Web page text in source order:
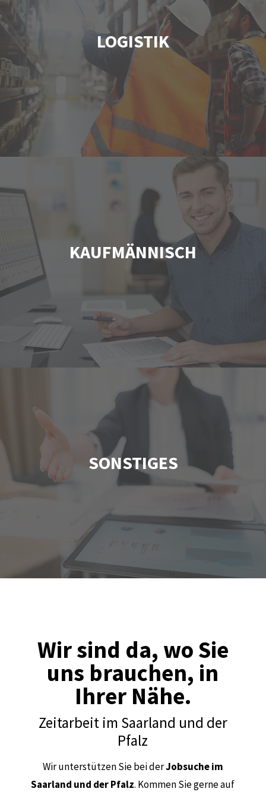
LOGISTIK
KAUFMÄNNISCH
SONSTIGES
Wir sind da, wo Sie
uns brauchen, in
Ihrer Nähe.
Zeitarbeit im Saarland und der
Pfalz
Wir unterstützen Sie bei derJobsuche im
Saarland und der Pfalz. Kommen Sie gerne auf